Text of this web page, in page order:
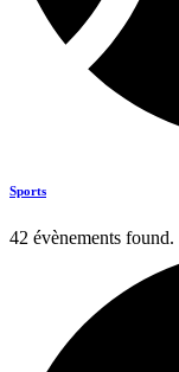
Sports
42 évènements found.